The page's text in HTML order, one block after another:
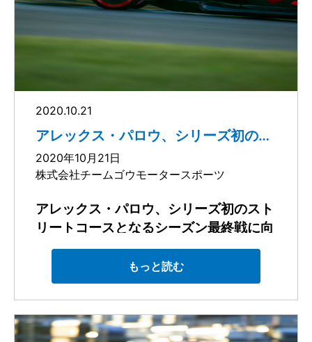
デイル・コイン・レーシング with チームゴウの
アレックス・パロウは、現地25日(日)に開催さ
れた今期最終戦となるセント・ピーターズバー
グ・グランプリで力強い走りでトップグループ
を走行した後に13位でチェッカーを受け、イン
ディカー・シリーズのルーキーシーズンを終え
16番手から100周回のレースをスタートしたパ
ロウは、グリーン直後に19番手に後退しました
が、28周回目で最初のピットストップをするま
でに15番手までポジションをアップ。その後10
ロウとチームは当初と異なる戦略を選択し、38
周回目で再びピットインしました。
更に、そこから続く15周はフルコースコーショ
いていたため、セーフティカーの先導による隊
列走行の間に2回ピットイン。1回目は46周目に
53周目のリスタート時に16番手につけていたパ
2020.10.21
アレックス・パロウ、シリーズ初のス
トリートコースとなるシーズン最終戦
に向けて抱負を語る
2020年10月21日
株式会社チームゴウモータースポーツ
アレックス・パロウ、シリーズ初のスト
リートコースとなるシーズン最終戦に向
けて抱負を語る
デイル・コイン・レーシング withチームゴウの
ドライバー、アレックス・パロウは今週末に、
今期当初は開幕戦として予定されていたセント
ピーターズバーグGPで初のラップを刻み、NTT
もっと読む